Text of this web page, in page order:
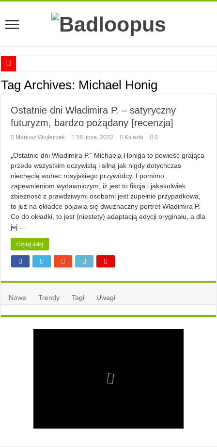
Anna Romaszkan – Praca w prosektorium nie pomaga oswoić się ze
Najlepsze mangi dla dorosłych
Najciekawsze zapowiedzi komiksowe na 2023 rok
Tag Archives: Michael Honig
Ostatnie dni Władimira P. – satyryczny
futuryzm, bardzo pożądany [recenzja]
Mariusz Wojteczek 28 lipca, 2022 Ksiazki 0
„Ostatnie dni Władimira P.” Michaela Honiga to powieść grająca
przede wszystkim oczywistą i silną jak nigdy dotychczas
niechęcią wobec rosyjskiego przywódcy. I pomimo
zapewnieniom wydawniczym, iż jest to fikcja i jakakolwiek
zbieżność z prawdziwymi osobami jest zupełnie przypadkowa,
to już na okładce pojawia się dwuznaczny portret Władimira P.
Co do okładki, to jest (niestety) adaptacją edycji oryginału, a dla
jej …
Czytaj dalej
Nowe Trendy Tagi Uwagi